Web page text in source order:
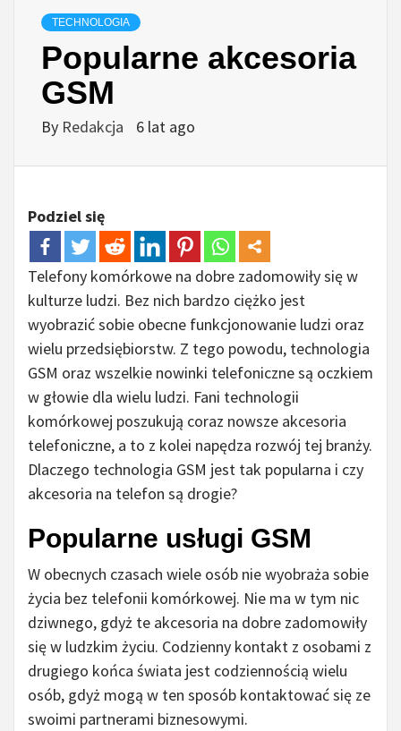
TECHNOLOGIA
Popularne akcesoria
GSM
By Redakcja 6 lat ago
Podziel się
Telefony komórkowe na dobre zadomowiły się w
kulturze ludzi. Bez nich bardzo ciężko jest
wyobrazić sobie obecne funkcjonowanie ludzi oraz
wielu przedsiębiorstw. Z tego powodu, technologia
GSM oraz wszelkie nowinki telefoniczne są oczkiem
w głowie dla wielu ludzi. Fani technologii
komórkowej poszukują coraz nowsze akcesoria
telefoniczne, a to z kolei napędza rozwój tej branży.
Dlaczego technologia GSM jest tak popularna i czy
akcesoria na telefon są drogie?
Popularne usługi GSM
W obecnych czasach wiele osób nie wyobraża sobie
życia bez telefonii komórkowej. Nie ma w tym nic
dziwnego, gdyż te akcesoria na dobre zadomowiły
się w ludzkim życiu. Codzienny kontakt z osobami z
drugiego końca świata jest codziennością wielu
osób, gdyż mogą w ten sposób kontaktować się ze
swoimi partnerami biznesowymi.